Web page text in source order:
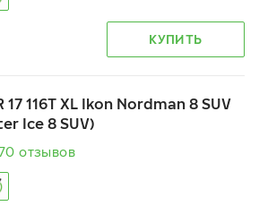
КУПИТЬ
17 116T XL Ikon Nordman 8 SUV
Ice 8 SUV)
отзывов